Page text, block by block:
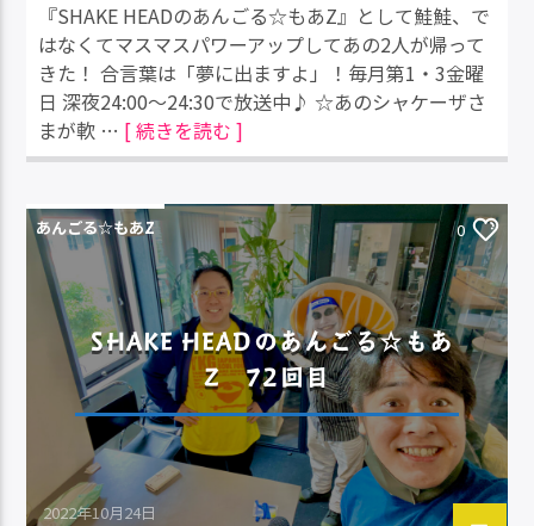
『SHAKE HEADのあんごる☆もあZ』として鮭鮭、で
はなくてマスマスパワーアップしてあの2人が帰って
きた！ 合言葉は「夢に出ますよ」！毎月第1・3金曜
日 深夜24:00～24:30で放送中♪ ☆あのシャケーザさ
まが軟 … [ 続きを読む ]
あんごる☆もあZ 0
SHAKE HEADのあんごる☆もあ
Z 72回目
2022年10月24日